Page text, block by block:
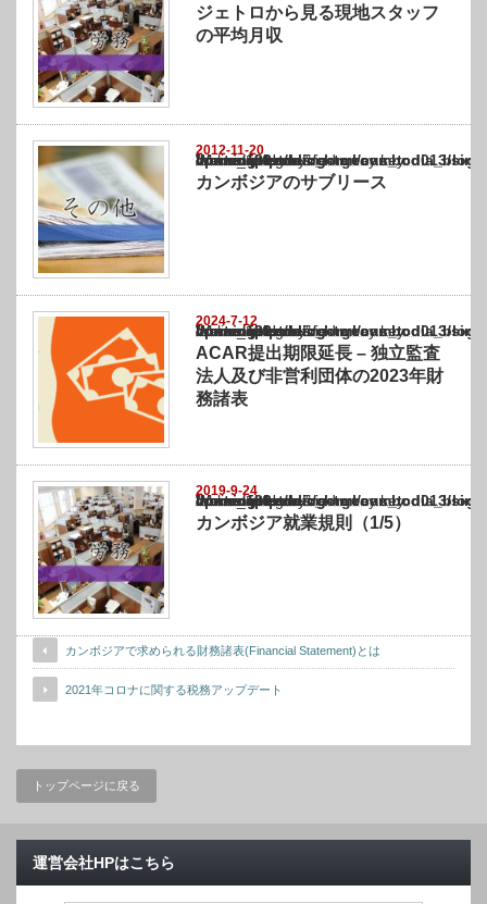
ジェトロから見る現地スタッフ
の平均月収
2012-11-20
Warning
: Undefined array key "show_category" in
/home/netst/kuno-cpa.co.jp/public_html/cambodia_blog/wp-content/themes/
on line183
カンボジアのサブリース
2024-7-12
Warning
: Undefined array key "show_category" in
/home/netst/kuno-cpa.co.jp/public_html/cambodia_blog/wp-content/themes/
on line183
ACAR提出期限延長 – 独立監査
法人及び非営利団体の2023年財
務諸表
2019-9-24
Warning
: Undefined array key "show_category" in
/home/netst/kuno-cpa.co.jp/public_html/cambodia_blog/wp-content/themes/
on line183
カンボジア就業規則（1/5）
カンボジアで求められる財務諸表(Financial Statement)とは
2021年コロナに関する税務アップデート
トップページに戻る
運営会社HPはこちら